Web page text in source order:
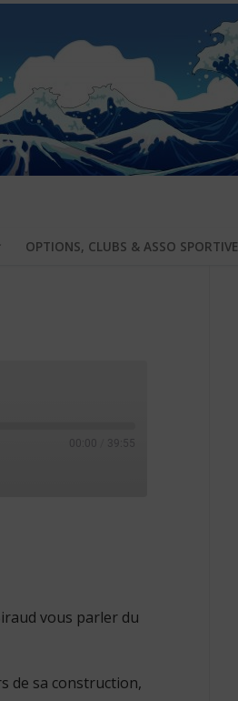
OPTIONS, CLUBS & ASSO SPORTIVE
00:00 39:55
vous parler du
de sa construction,